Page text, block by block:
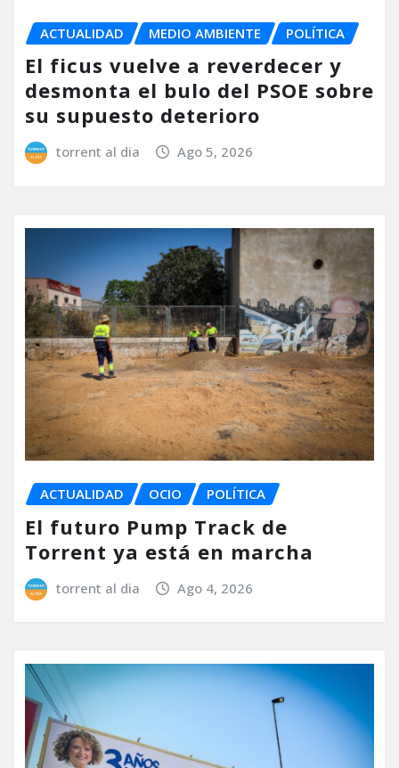
ACTUALIDAD MEDIO AMBIENTE POLÍTICA
El ficus vuelve a reverdecer y
desmonta el bulo del PSOE sobre
su supuesto deterioro
torrent al dia Ago 5, 2026
ACTUALIDAD OCIO POLÍTICA
El futuro Pump Track de
Torrent ya está en marcha
torrent al dia Ago 4, 2026